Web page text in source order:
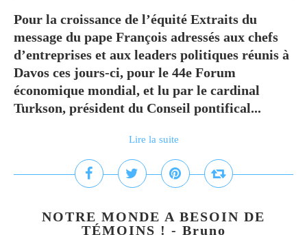
Pour la croissance de l’équité Extraits du
message du pape François adressés aux chefs
d’entreprises et aux leaders politiques réunis à
Davos ces jours-ci, pour le 44e Forum
économique mondial, et lu par le cardinal
Turkson, président du Conseil pontifical...
Lire la suite
NOTRE MONDE A BESOIN DE
TÉMOINS ! - Bruno